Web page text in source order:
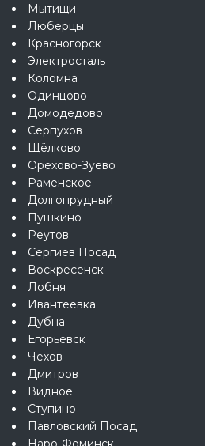
Мытищи
Люберцы
Красногорск
Электросталь
Коломна
Одинцово
Домодедово
Серпухов
Щёлково
Орехово-Зуево
Раменское
Долгопрудный
Пушкино
Реутов
Сергиев Посад
Воскресенск
Лобня
Ивантеевка
Дубна
Егорьевск
Чехов
Дмитров
Видное
Ступино
Павловский Посад